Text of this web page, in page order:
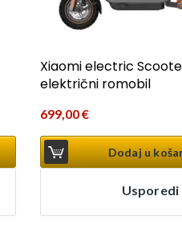
Xiaomi electric
električni romobil
699,00€
Dodaj u
Usporedi